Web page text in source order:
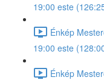
19:00 este
Énkép
19:00 este
Énkép